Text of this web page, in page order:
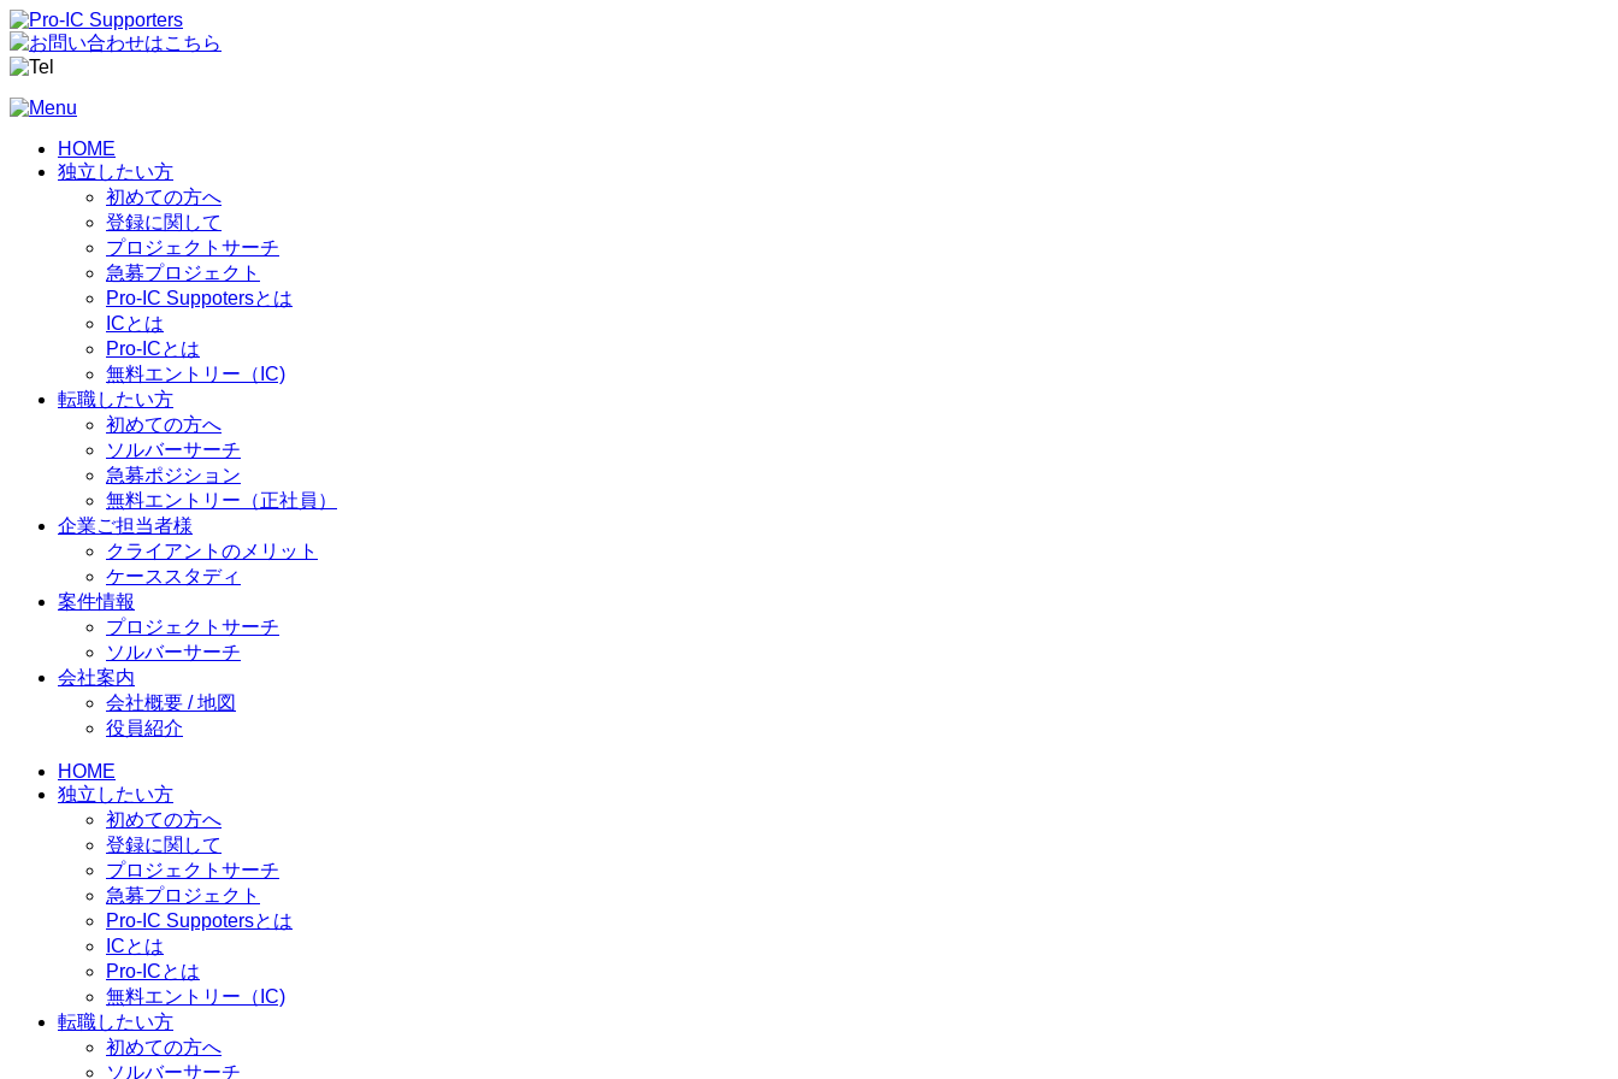
HOME
独立したい方
初めての方へ
登録に関して
プロジェクトサーチ
急募プロジェクト
Pro-IC Suppotersとは
ICとは
Pro-ICとは
無料エントリー（IC)
転職したい方
初めての方へ
ソルバーサーチ
急募ポジション
無料エントリー（正社員）
企業ご担当者様
クライアントのメリット
ケーススタディ
案件情報
プロジェクトサーチ
ソルバーサーチ
会社案内
会社概要 / 地図
役員紹介
HOME
独立したい方
初めての方へ
登録に関して
プロジェクトサーチ
急募プロジェクト
Pro-IC Suppotersとは
ICとは
Pro-ICとは
無料エントリー（IC)
転職したい方
初めての方へ
ソルバーサーチ